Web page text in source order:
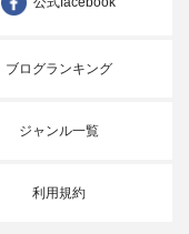
ブログランキング
ジャンル一覧
利用規約